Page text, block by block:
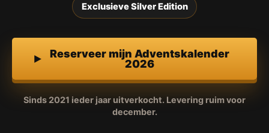
Exclusieve Silver Edition
Reserveer mijn Adventskalender
2026
Sinds 2021 ieder jaar uitverkocht. Levering ruim voor
december.